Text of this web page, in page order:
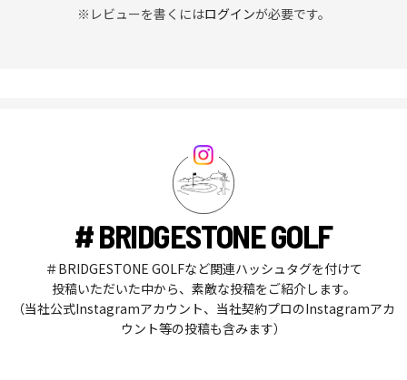
※レビューを書くにはログインが必要です。
# BRIDGESTONE GOLF
＃BRIDGESTONE GOLFなど関連ハッシュタグを付けて
投稿いただいた中から、素敵な投稿をご紹介します。
（当社公式Instagramアカウント、当社契約プロのInstagramアカ
ウント等の投稿も含みます）